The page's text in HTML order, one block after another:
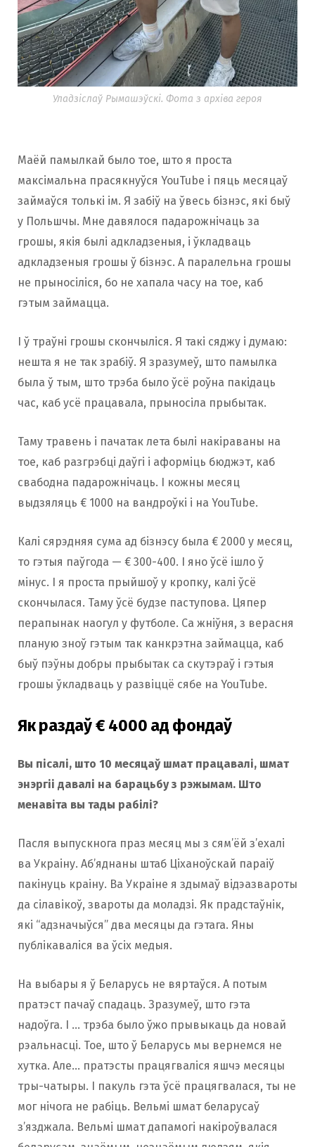
Уладзіслаў Рымашэўскі. Фота з архіва героя
Маёй памылкай было тое, што я проста
максімальна прасякнуўся YouTube і пяць месяцаў
займаўся толькі ім. Я забіў на ўвесь бізнэс, які быў
у Польшчы. Мне давялося падарожнічаць за
грошы, якія былі адкладзеныя, і ўкладваць
адкладзеныя грошы ў бізнэс. А паралельна грошы
не прыносіліся, бо не хапала часу на тое, каб
гэтым займацца.
І ў траўні грошы скончыліся. Я такі сяджу і думаю:
нешта я не так зрабіў. Я зразумеў, што памылка
была ў тым, што трэба было ўсё роўна пакідаць
час, каб усё працавала, прыносіла прыбытак.
Таму травень і пачатак лета былі накіраваны на
тое, каб разгрэбці даўгі і аформіць бюджэт, каб
свабодна падарожнічаць. І кожны месяц
выдзяляць € 1000 на вандроўкі і на YouTube.
Калі сярэдняя сума ад бізнэсу была € 2000 у месяц,
то гэтыя паўгода — € 300-400. І яно ўсё ішло ў
мінус. І я проста прыйшоў у кропку, калі ўсё
скончылася. Таму ўсё будзе паступова. Цяпер
перапынак наогул у футболе. Са жніўня, з верасня
планую зноў гэтым так канкрэтна займацца, каб
быў пэўны добры прыбытак са скутэраў і гэтыя
грошы ўкладваць у развіццё сябе на YouTube.
Як раздаў € 4000 ад фондаў
Вы пісалі, што 10 месяцаў шмат працавалі, шмат
энэргіі давалі на барацьбу з рэжымам. Што
менавіта вы тады рабілі?
Пасля выпускнога праз месяц мы з сям’ёй з’ехалі
ва Украіну. Аб’яднаны штаб Ціханоўскай параіў
пакінуць краіну. Ва Украіне я здымаў відэазвароты
да сілавікоў, звароты да моладзі. Як прадстаўнік,
які “адзначыўся” два месяцы да гэтага. Яны
публікаваліся ва ўсіх медыя.
На выбары я ў Беларусь не вяртаўся. А потым
пратэст пачаў спадаць. Зразумеў, што гэта
надоўга. І … трэба было ўжо прывыкаць да новай
рэальнасці. Тое, што ў Беларусь мы вернемся не
хутка. Але… пратэсты працягваліся яшчэ месяцы
тры-чатыры. І пакуль гэта ўсё працягвалася, ты не
мог нічога не рабіць. Вельмі шмат беларусаў
з’язджала. Вельмі шмат дапамогі накіроўвалася